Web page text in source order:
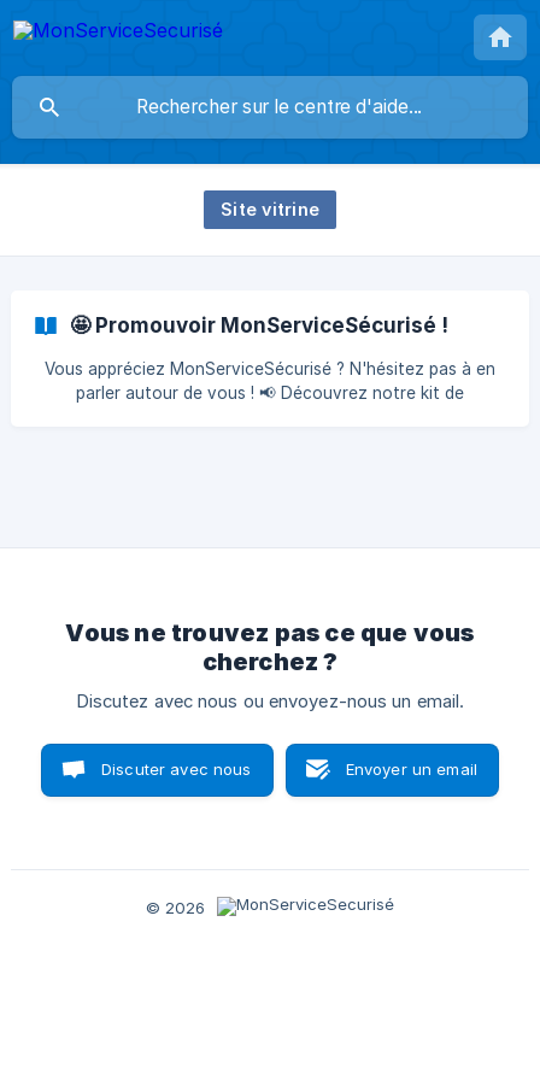
Site vitrine
🤩 Promouvoir MonServiceSécurisé !
Vous appréciez MonServiceSécurisé ? N'hésitez pas à en
parler autour de vous ! 📢 Découvrez notre kit de
Vous ne trouvez pas ce que vous
cherchez ?
Discutez avec nous ou envoyez-nous un email.
Discuter avec nous Envoyer un email
© 2026